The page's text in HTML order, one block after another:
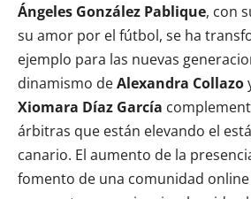
Ángeles González Pablique, con
su amor por el fútbol, se ha
ejemplo para las nuevas
dinamismo deAlexandra Collazo
Xiomara Díaz García
árbitras que están elevando el
canario. El aumento de la
fomento de una comunidad